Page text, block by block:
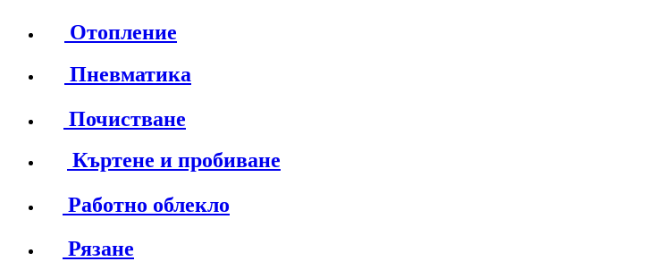
Отопление
Пневматика
Почистване
Къртене и пробиване
Работно облекло
Рязане